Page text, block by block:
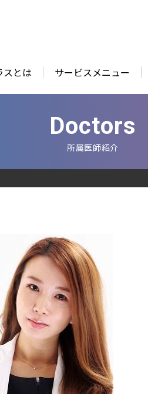
スとは サービスメニュー
Doctors
所属医師紹介